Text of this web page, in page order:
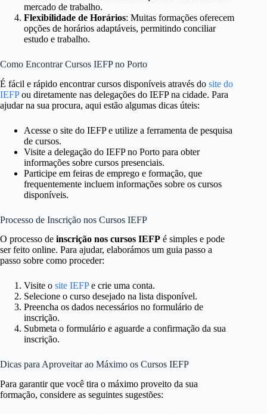
mercado de trabalho.
Flexibilidade de Horários: Muitas formações oferecem
opções de horários adaptáveis, permitindo conciliar
estudo e trabalho.
Como Encontrar Cursos IEFP no Porto
É fácil e rápido encontrar cursos disponíveis através do site do
IEFPou diretamente nas delegações do IEFP na cidade. Para
ajudar na sua procura, aqui estão algumas dicas úteis:
Acesse o site do IEFP e utilize a ferramenta de pesquisa
de cursos.
Visite a delegação do IEFP no Porto para obter
informações sobre cursos presenciais.
Participe em feiras de emprego e formação, que
frequentemente incluem informações sobre os cursos
disponíveis.
Processo de Inscrição nos Cursos IEFP
O processo de inscrição nos cursos IEFP é simples e pode
ser feito online. Para ajudar, elaborámos um guia passo a
passo sobre como proceder:
Visite o site IEFPe crie uma conta.
Selecione o curso desejado na lista disponível.
Preencha os dados necessários no formulário de
inscrição.
Submeta o formulário e aguarde a confirmação da sua
inscrição.
Dicas para Aproveitar ao Máximo os Cursos IEFP
Para garantir que você tira o máximo proveito da sua
formação, considere as seguintes sugestões: